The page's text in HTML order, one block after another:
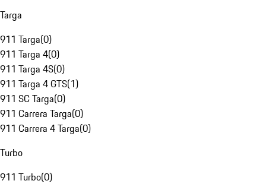
Targa
911 Targa(0)
911 Targa 4(0)
911 Targa 4S(0)
911 Targa 4 GTS(1)
911 SC Targa(0)
911 Carrera Targa(0)
911 Carrera 4 Targa(0)
Turbo
911 Turbo(0)